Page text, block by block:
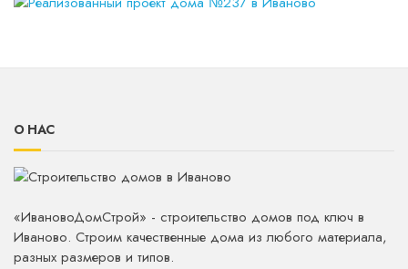
О НАС
«ИвановоДомСтрой» - строительство домов под ключ в
Иваново. Строим качественные дома из любого материала,
разных размеров и типов.